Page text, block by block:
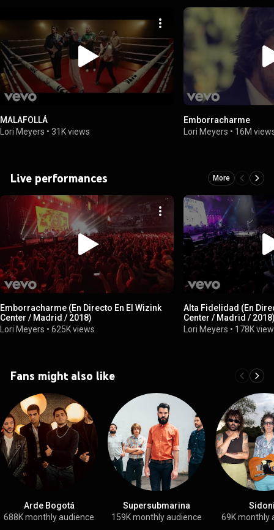
MALAFOLLÁ
Lori Meyers • 31K views
Emborracharme
Lori Meyers • 16M
Live performances More
Emborracharme (En Directo En El Wizink
Center / Madrid / 2018)
Lori Meyers • 625K views
Alta Fidelidad (En
Center / Madrid /
Lori Meyers • 178K
Fans might also like
Arde Bogotá
688K monthly audience
Supersubmarina
159K monthly audience
69K monthly